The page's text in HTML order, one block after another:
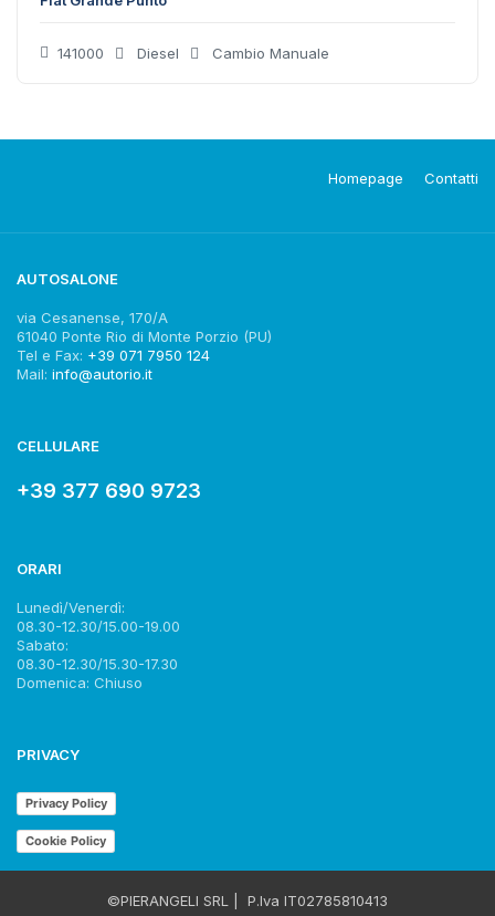
141000 Diesel Cambio Manuale
Homepage Contatti
AUTOSALONE
via Cesanense, 170/A
61040 Ponte Rio di Monte Porzio (PU)
Tel e Fax: +39 071 7950 124
Mail: info@autorio.it
CELLULARE
+39 377 690 9723
ORARI
Lunedì/Venerdì:
08.30-12.30/15.00-19.00
Sabato:
08.30-12.30/15.30-17.30
Domenica: Chiuso
PRIVACY
Privacy Policy
Cookie Policy
©PIERANGELI SRL | P.Iva IT02785810413